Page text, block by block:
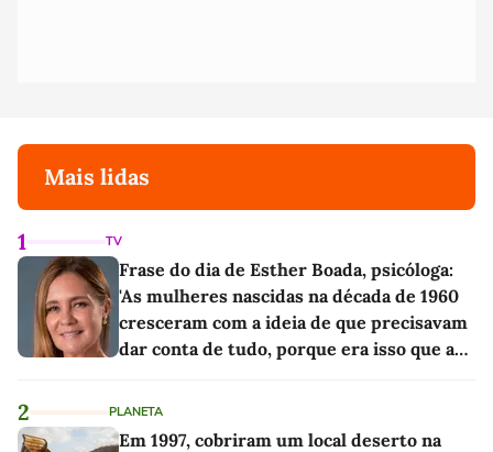
Mais lidas
1 TV
Frase do dia de Esther Boada, psicóloga:
'As mulheres nascidas na década de 1960
cresceram com a ideia de que precisavam
dar conta de tudo, porque era isso que a
2 PLANETA
Em 1997, cobriram um local deserto na